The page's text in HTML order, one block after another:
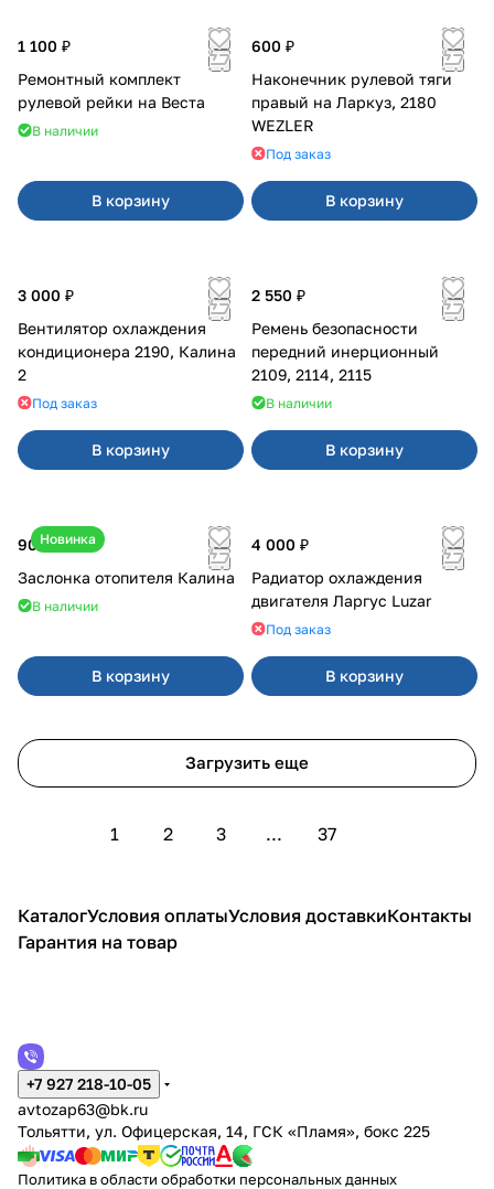
1 100 ₽
Ремонтный комплект
рулевой рейки на Веста
В наличии
В корзину
600 ₽
Наконечник рулевой тяги
правый на Ларкуз, 2180
WEZLER
Под заказ
В корзину
3 000 ₽
Вентилятор охлаждения
кондиционера 2190, Калина
2
Под заказ
В корзину
2 550 ₽
Ремень безопасности
передний инерционный
2109, 2114, 2115
В наличии
В корзину
Новинка
900 ₽
Заслонка отопителя Калина
В наличии
В корзину
4 000 ₽
Радиатор охлаждения
двигателя Ларгус Luzar
Под заказ
В корзину
Загрузить еще
1 2 3 ... 37
КаталогУсловия оплатыУсловия доставкиКонтакты
Гарантия на товар
+7 927 218-10-05
avtozap63@bk.ru
Тольятти, ул. Офицерская, 14, ГСК «Пламя», бокс 225
Политика в области обработки персональных данных